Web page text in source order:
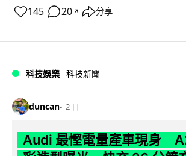
145 20 ↗ 分享
科技娛樂 科技新聞
duncan 2 日
Audi 最慳電量產車現身